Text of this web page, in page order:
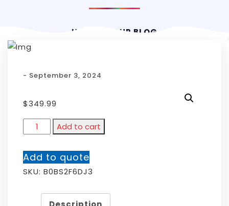
HOME OUR BLOG
- September 3, 2024
$349.99
Add to cart
Add to quote
SKU: B0BS2F6DJ3